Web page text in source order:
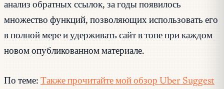
анализ обратных ссылок, за годы появилось
множество функций, позволяющих использовать его
в полной мере и удерживать сайт в топе при каждом
новом опубликованном материале.
По теме: Также прочитайте мой обзор Uber Suggest